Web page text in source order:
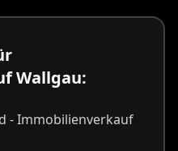
Wallgau:
- Immobilienverkauf